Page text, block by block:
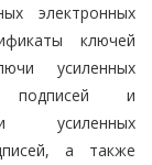
электронных
ключей
усиленных
подписей и
усиленных
а также